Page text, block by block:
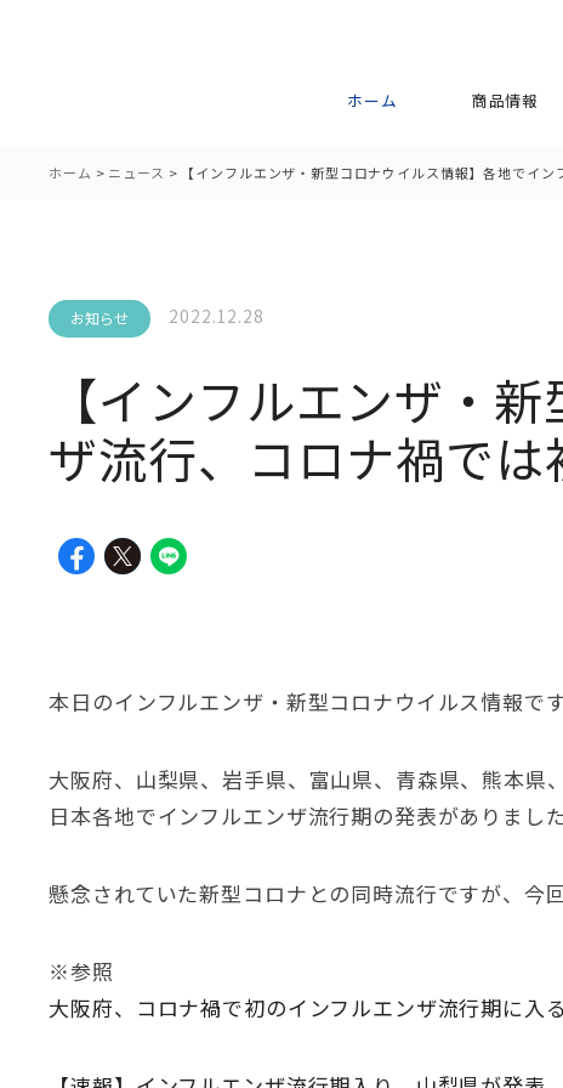
ホーム 商品情報
ホーム > ニュース > 【インフルエンザ・新型コロナウイルス情報】各地でイ
2022.12.28
お知らせ
【インフルエンザ・
ザ流行、コロナ禍では
本日のインフルエンザ・新型コロナウイルス情報です
大阪府、山梨県、岩手県、富山県、青森県、熊本
日本各地でインフルエンザ流行期の発表がありました
懸念されていた新型コロナとの同時流行ですが、今
※参照
大阪府、コロナ禍で初のインフルエンザ流行期に